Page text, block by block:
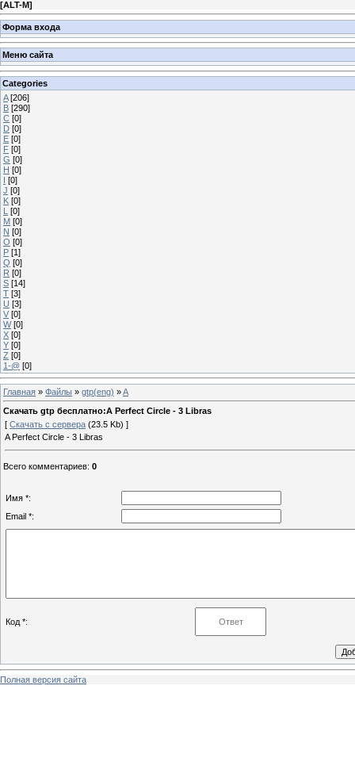
[ALT-M]
Форма входа
Меню сайта
Categories
A [206]
B [290]
C [0]
D [0]
E [0]
F [0]
G [0]
H [0]
I [0]
J [0]
K [0]
L [0]
M [0]
N [0]
O [0]
P [1]
Q [0]
R [0]
S [14]
T [3]
U [3]
V [0]
W [0]
X [0]
Y [0]
Z [0]
1-@ [0]
Главная » Файлы » gtp(eng) »A
Скачать gtp бесплатно:A Perfect Circle - 3 Libras
[ Скачать с сервера (23.5 Kb) ]
A Perfect Circle - 3 Libras
Всего комментариев: 0
Имя *:
Email *:
Код *:
Полная версия сайта